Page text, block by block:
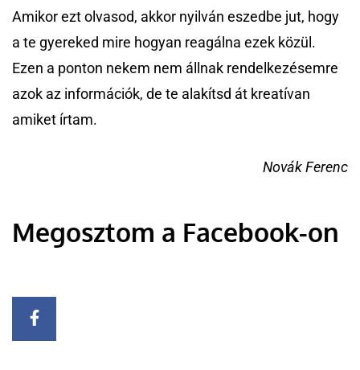
Amikor ezt olvasod, akkor nyilván eszedbe jut, hogy
a te gyereked mire hogyan reagálna ezek közül.
Ezen a ponton nekem nem állnak rendelkezésemre
azok az információk, de te alakítsd át kreatívan
amiket írtam.
Novák Ferenc
Megosztom a Facebook-on